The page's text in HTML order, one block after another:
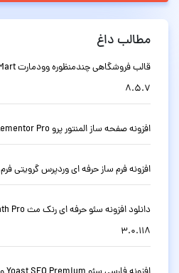
مطالب داغ
8.5.7
افزونه صفحه ساز المنتور پرو Elementor Pro وردپرس نسخه 4.2.1
افزونه فرم ساز حرفه ای وردپرس گرویتی فرم Gravity Forms نسخه 3.0.0
3.0.118